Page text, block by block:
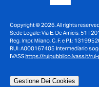
Copyright © 2026. All rights
Sede Legale: Via E. De Amicis, 51 |
Reg. Impr. Milano, C. F. e P.I.:
RUI: A000167405 Intermediario
IVASShttps://ruipubblico.ivass.it/
Gestione Dei Cookies